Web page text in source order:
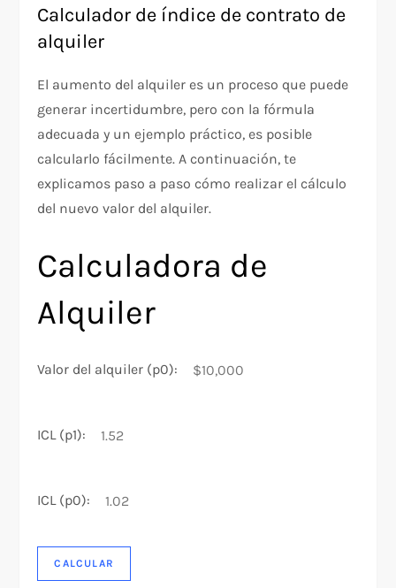
Calculador de índice de contrato de
alquiler
El aumento del alquiler es un proceso que puede
generar incertidumbre, pero con la fórmula
adecuada y un ejemplo práctico, es posible
calcularlo fácilmente. A continuación, te
explicamos paso a paso cómo realizar el cálculo
del nuevo valor del alquiler.
Calculadora de
Alquiler
Valor del alquiler (p0):
ICL (p1):
ICL (p0):
CALCULAR